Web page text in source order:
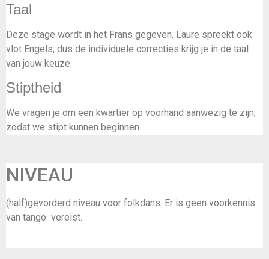
Taal
Deze stage wordt in het Frans gegeven. Laure spreekt ook
vlot Engels, dus de individuele correcties krijg je in de taal
van jouw keuze.
Stiptheid
We vragen je om een kwartier op voorhand aanwezig te zijn,
zodat we stipt kunnen beginnen.
NIVEAU
(half)gevorderd niveau voor folkdans. Er is geen voorkennis
van tango vereist.